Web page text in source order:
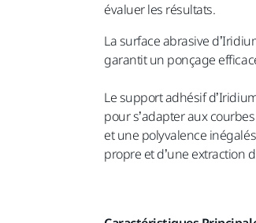
évaluer les résultats.
La surface abrasive
garantit un ponçage
Le support adhésif
pour s’adapter aux
et une polyvalence
propre et d’une extraction